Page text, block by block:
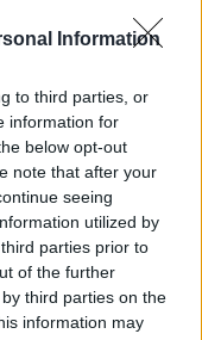
Information
to third parties, or
information for
below opt-out
note that after your
seeing
utilized by
parties prior to
of the further
third parties on the
information may
00:00:30
dviejų moterų ir